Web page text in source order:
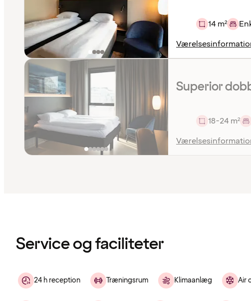
14 m²
Superior
18-24 m²
Service og faciliteter
24 h reception Træningsrum Klimaanlæg Air